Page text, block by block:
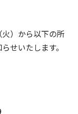
）から以下の所
せいたします。